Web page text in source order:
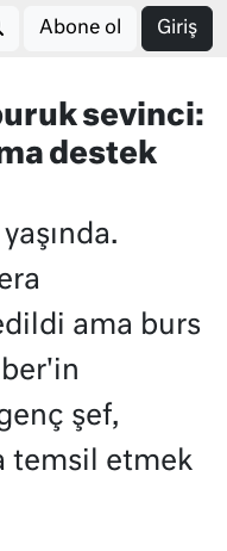
Abone ol Giriş
sevinci:
destek
ama burs
şef,
temsil etmek